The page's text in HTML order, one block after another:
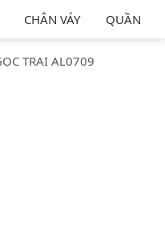
CHÂN VÁY QUẦN
TRAI AL0709